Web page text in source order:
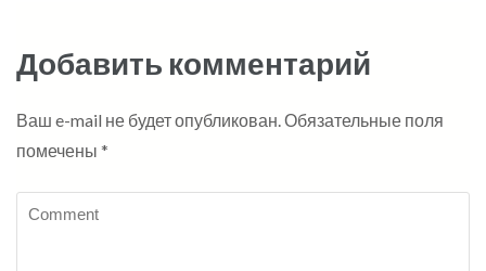
Добавить комментарий
Ваш e-mail не будет опубликован. Обязательные поля
помечены *